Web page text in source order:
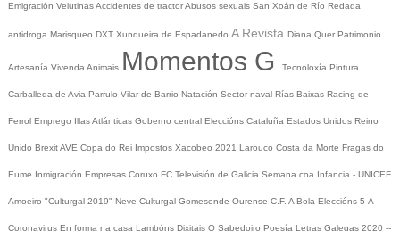
Emigración VelutinasAccidentes de tractorAbusos sexuais San Xoán de Río Redada
antidroga Marisqueo DXT Xunqueira de Espadanedo A Revista Diana Quer Patrimonio
Artesanía Vivenda Animais Momentos G Tecnoloxía Pintura
Carballeda de Avia Parrulo Vilar de Barrio Natación Sector naval Rías Baixas Racing de
Ferrol Emprego Illas Atlánticas Goberno central Eleccións Cataluña Estados Unidos Reino
Unido BrexitAVE Copa do Rei Impostos Xacobeo 2021 Larouco Costa da Morte Fragas do
Eume Inmigración Empresas Coruxo FC Televisión de Galicia Semana coa Infancia - UNICEF
Amoeiro "Culturgal 2019" Neve Culturgal Gomesende Ourense C.F. A Bola Eleccións 5-A
Coronavirus En forma na casa Lambóns Dixitais O Sabedoiro Poesía Letras Galegas 2020 --